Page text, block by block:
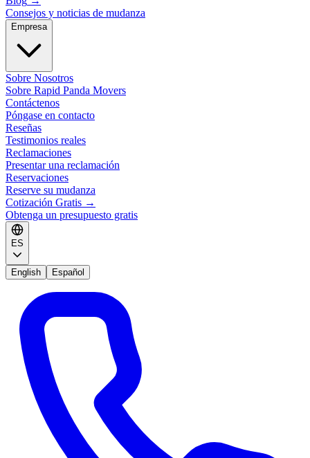
Consejos y noticias de mudanza
Empresa
Sobre Nosotros
Sobre Rapid Panda Movers
Contáctenos
Póngase en contacto
Reseñas
Testimonios reales
Reclamaciones
Presentar una reclamación
Reservaciones
Reserve su mudanza
Cotización Gratis →
Obtenga un presupuesto gratis
ES
English Español